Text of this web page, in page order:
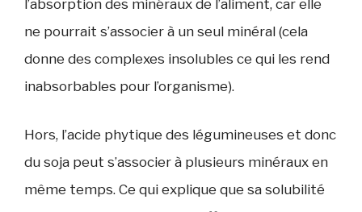
l’absorption des minéraux de l’aliment, car elle
ne pourrait s’associer à un seul minéral (cela
donne des complexes insolubles ce qui les rend
inabsorbables pour l’organisme).
Hors, l’acide phytique des légumineuses et donc
du soja peut s’associer à plusieurs minéraux en
même temps. Ce qui explique que sa solubilité